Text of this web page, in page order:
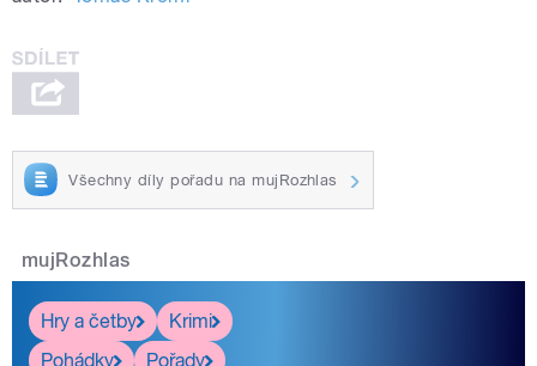
Všechny díly pořadu na mujRozhlas
mujRozhlas
Hry a četby
Krimi
Pohádky
Pořady